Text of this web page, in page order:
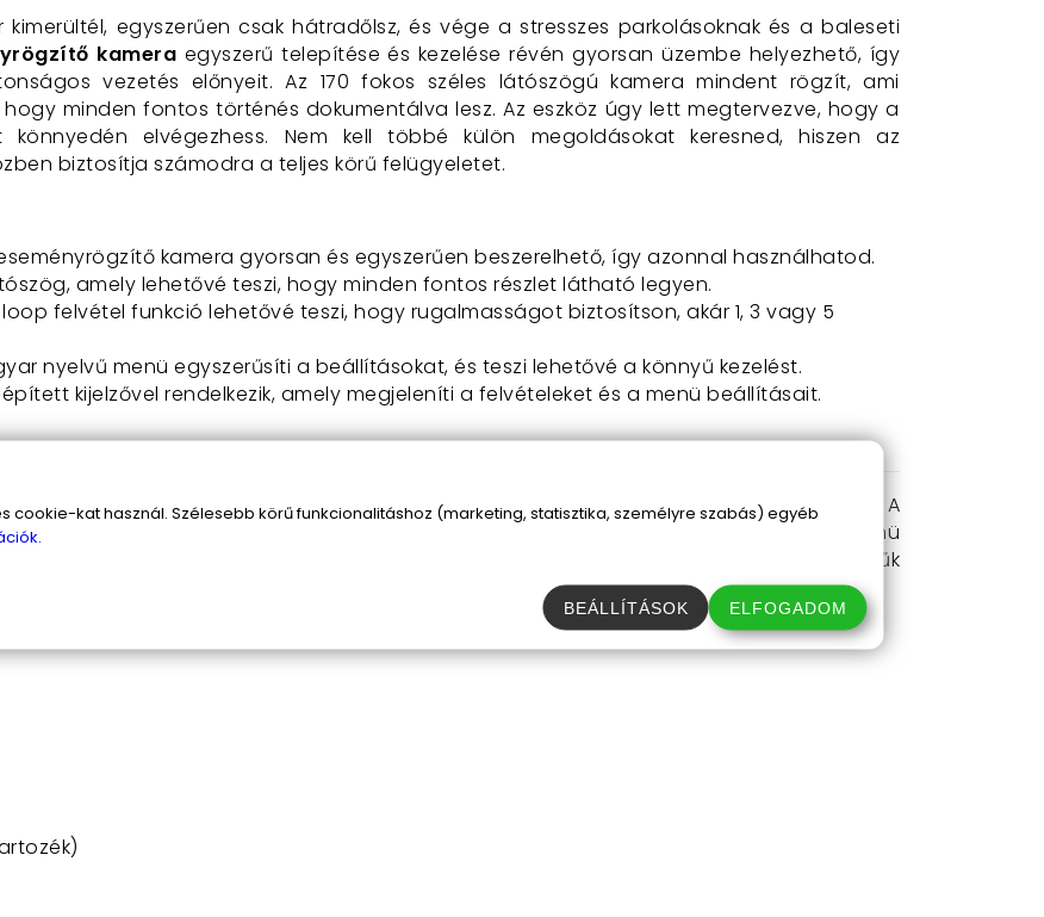
egyszerűen csak hátradőlsz, és vége a stresszes parkolásoknak és a baleseti
kamera egyszerű telepítése és kezelése révén gyorsan üzembe helyezhető, így
vezetés előnyeit. Az 170 fokos széles látószögú kamera mindent rögzít, ami
minden fontos történés dokumentálva lesz. Az eszköz úgy lett megtervezve, hogy a
elvégezhess. Nem kell többé külön megoldásokat keresned, hiszen az
biztosítja számodra a teljes körű felügyeletet.
kamera gyorsan és egyszerűen beszerelhető, így azonnal használhatod.
amely lehetővé teszi, hogy minden fontos részlet látható legyen.
loop felvétel funkció lehetővé teszi, hogy rugalmasságot biztosítson, akár 1, 3 vagy 5
nyelvű menü egyszerűsíti a beállításokat, és teszi lehetővé a könnyű kezelést.
kijelzővel rendelkezik, amely megjeleníti a felvételeket és a menü beállításait.
tükörbe épített kamerát?
de ha szükségét érzed, mindig kérheted autóvillamossági szakember segítségét. A
a kamera azonnal készen áll a pontos felvételek készítésére. A magyar nyelvű menü
a bonyolult beállításoktól. A
funkciója szinte életmentő lehet szűk
a parkolás miatt!
praktikus és megbízható eszközt, és élvezd a nyugodt és biztonságos vezetést!
cookie-kat használ. Szélesebb körű funkcionalitáshoz (marketing, statisztika, személyre szabás) egyéb
BEÁLLÍTÁSOK ELFOGADOM